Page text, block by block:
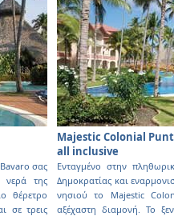
σας
νερά της
θέρετρο
σε τρεις
Majestic Colonial
all inclusive
Ενταγµένο στην
Δηµοκρατίας και
νησιού το Majestic
αξέχαστη διαµονή. Το